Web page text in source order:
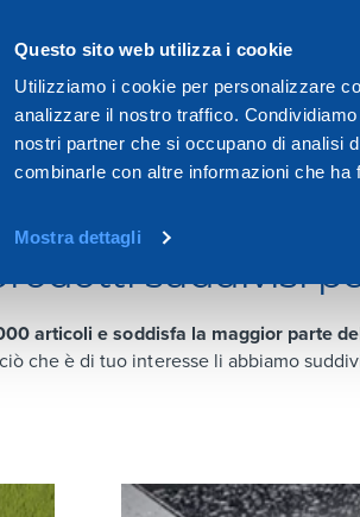
Questo sito web utilizza i cookie
Utilizziamo i cookie per personalizzare
analizzare il nostro traffico.
nostri partner che si occupano di analisi
combinarle con altre informazioni che
Mostra dettagli
Sistemi Cataloghi
suddivisi
articoli e soddisfa la maggior parte
che è di tuo interesse li abbiamo